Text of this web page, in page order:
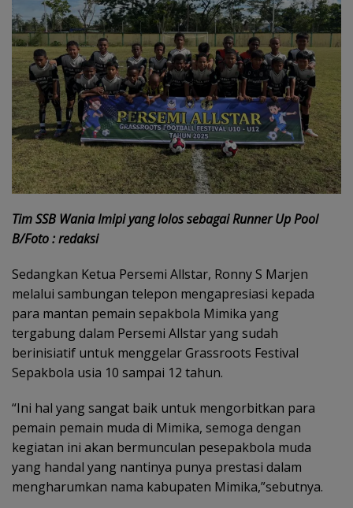
Tim SSB Wania Imipi yang lolos sebagai Runner Up Pool
B/Foto : redaksi
Sedangkan Ketua Persemi Allstar, Ronny S Marjen
melalui sambungan telepon mengapresiasi kepada
para mantan pemain sepakbola Mimika yang
tergabung dalam Persemi Allstar yang sudah
berinisiatif untuk menggelar Grassroots Festival
Sepakbola usia 10 sampai 12 tahun.
“Ini hal yang sangat baik untuk mengorbitkan para
pemain pemain muda di Mimika, semoga dengan
kegiatan ini akan bermunculan pesepakbola muda
yang handal yang nantinya punya prestasi dalam
mengharumkan nama kabupaten Mimika,”sebutnya.